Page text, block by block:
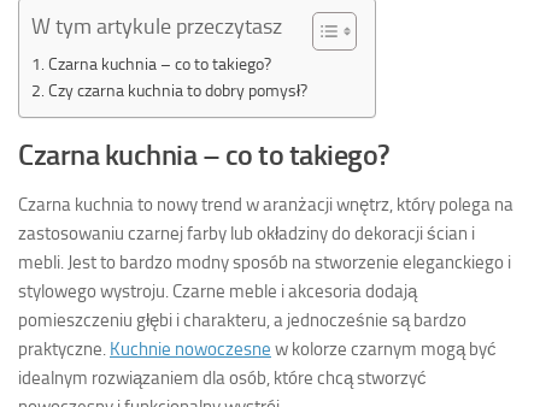
W tym artykule przeczytasz
Czarna kuchnia – co to takiego?
Czy czarna kuchnia to dobry pomysł?
Czarna kuchnia – co to takiego?
Czarna kuchnia to nowy trend w aranżacji wnętrz, który polega na
zastosowaniu czarnej farby lub okładziny do dekoracji ścian i
mebli. Jest to bardzo modny sposób na stworzenie eleganckiego i
stylowego wystroju. Czarne meble i akcesoria dodają
pomieszczeniu głębi i charakteru, a jednocześnie są bardzo
praktyczne. Kuchnie nowoczesne w kolorze czarnym mogą być
idealnym rozwiązaniem dla osób, które chcą stworzyć